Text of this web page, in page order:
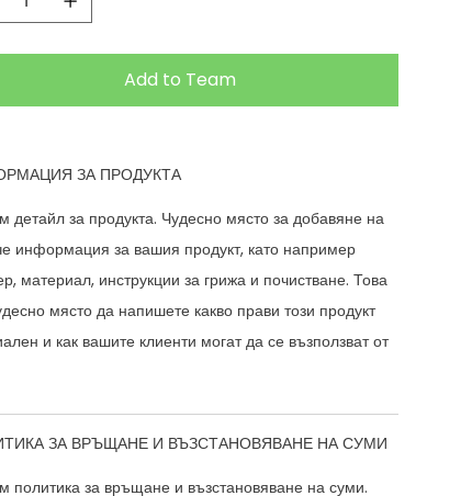
Add to Team
ЗА ПРОДУКТА
детайл за продукта. Чудесно място за добавяне на
информация за вашия продукт, като например
материал, инструкции за грижа и почистване. Това
място да напишете какво прави този продукт
и как вашите клиенти могат да се възползват от
ЗА ВРЪЩАНЕ И ВЪЗСТАНОВЯВАНЕ НА СУМИ
политика за връщане и възстановяване на суми.